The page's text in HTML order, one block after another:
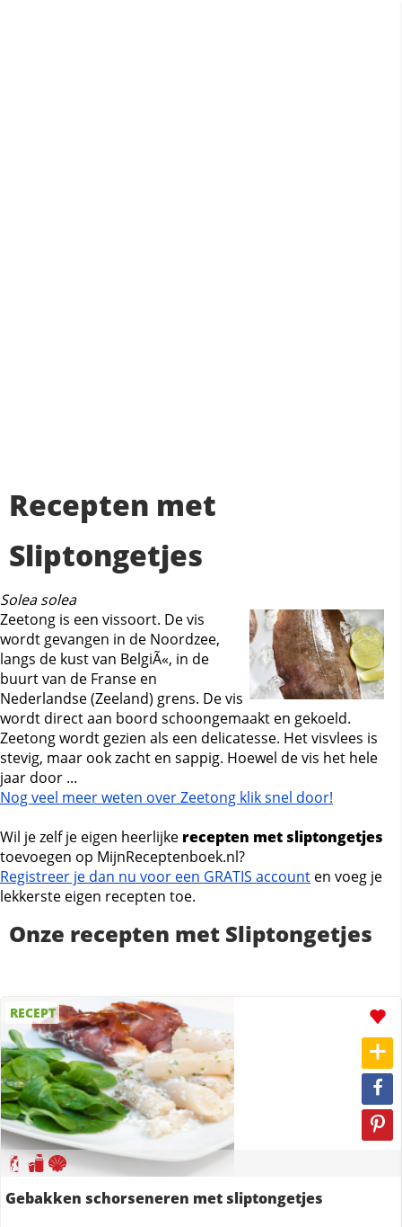
Recepten met
Sliptongetjes
Solea solea
Zeetong is een vissoort. De vis
wordt gevangen in de Noordzee,
langs de kust van BelgiÃ«, in de
buurt van de Franse en
Nederlandse (Zeeland) grens. De vis
wordt direct aan boord schoongemaakt en gekoeld.
Zeetong wordt gezien als een delicatesse. Het visvlees is
stevig, maar ook zacht en sappig. Hoewel de vis het hele
jaar door ...
Nog veel meer weten over Zeetong klik snel door!
Wil je zelf je eigen heerlijke recepten met sliptongetjes
toevoegen op MijnReceptenboek.nl?
Registreer je dan nu voor een GRATIS account en voeg je
lekkerste eigen recepten toe.
Onze recepten met Sliptongetjes
RECEPT
Gebakken schorseneren met sliptongetjes